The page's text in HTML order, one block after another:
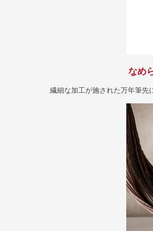
なめ
繊細な加工が施された万年筆先